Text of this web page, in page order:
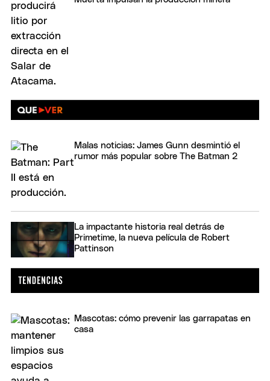
Malas noticias: James Gunn desmintió el
rumor más popular sobre The Batman 2
La impactante historia real detrás de
Primetime, la nueva película de Robert
Pattinson
Mascotas: cómo prevenir las garrapatas en
casa